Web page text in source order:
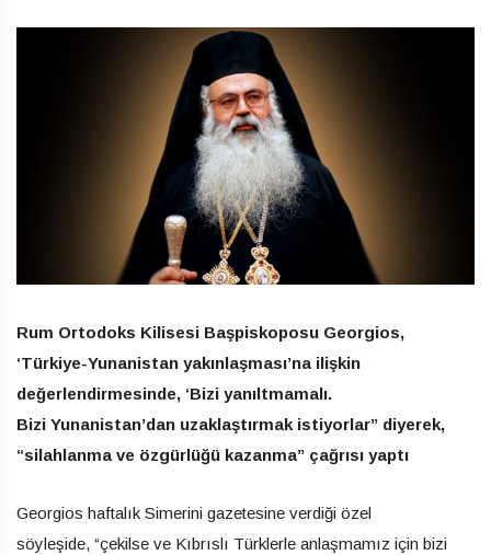
Rum Ortodoks Kilisesi Başpiskoposu Georgios,
‘Türkiye-Yunanistan yakınlaşması’na ilişkin
değerlendirmesinde, ‘Bizi yanıltmamalı.
Bizi Yunanistan’dan uzaklaştırmak istiyorlar” diyerek,
“silahlanma ve özgürlüğü kazanma” çağrısı yaptı
Georgios haftalık Simerini gazetesine verdiği özel
söyleşide, “çekilse ve Kıbrıslı Türklerle anlaşmamız için bizi